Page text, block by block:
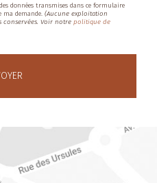
données transmises dans ce formulaire
ma demande.(Aucune exploitation
conservées. Voir notrepolitique de